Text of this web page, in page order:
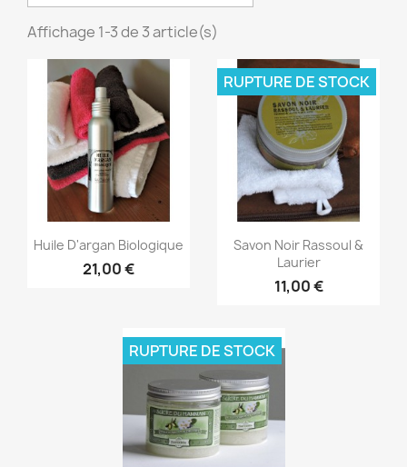
Affichage 1-3 de 3 article(s)
 Aperçu rapide
Huile D'argan Biologique
21,00 €
Aperçu rapide
Savon Noir Rassoul &
Laurier
11,00 €
RUPTURE DE STOCK
RUPTURE DE STOCK